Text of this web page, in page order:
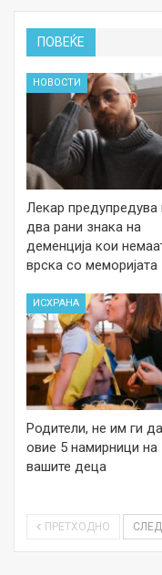
ПОВЕЌЕ
НОВОСТИ
Лекар предупредува
два рани знака на
деменција кои
врска со меморијата
ИСХРАНА
Родители, не им ги
овие 5 намирници на
вашите деца
ПРЕТХОДНО